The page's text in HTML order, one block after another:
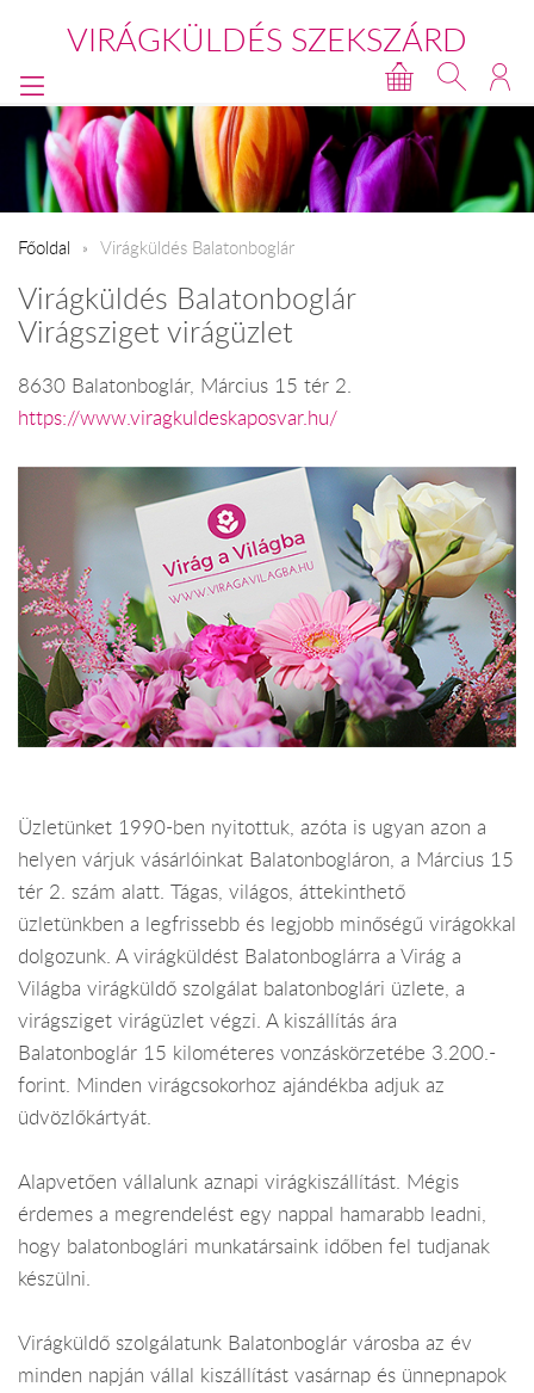
VIRÁGKÜLDÉS SZEKSZÁRD
Főoldal Virágküldés Balatonboglár
Virágküldés Balatonboglár
Virágsziget virágüzlet
8630 Balatonboglár, Március 15 tér 2.
https://www.viragkuldeskaposvar.hu/
Üzletünket 1990-ben nyitottuk, azóta is ugyan azon a
helyen várjuk vásárlóinkat Balatonbogláron, a Március 15
tér 2. szám alatt. Tágas, világos, áttekinthető
üzletünkben a legfrissebb és legjobb minőségű virágokkal
dolgozunk. A virágküldést Balatonboglárra a Virág a
Világba virágküldő szolgálat balatonboglári üzlete, a
virágsziget virágüzlet végzi. A kiszállítás ára
Balatonboglár 15 kilométeres vonzáskörzetébe 3.200.-
forint. Minden virágcsokorhoz ajándékba adjuk az
üdvözlőkártyát.
Alapvetően vállalunk aznapi virágkiszállítást. Mégis
érdemes a megrendelést egy nappal hamarabb leadni,
hogy balatonboglári munkatársaink időben fel tudjanak
készülni.
Virágküldő szolgálatunk Balatonboglár városba az év
minden napján vállal kiszállítást vasárnap és ünnepnapok